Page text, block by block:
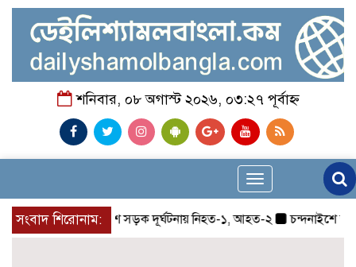
শনিবার, ০৮ অগাস্ট ২০২৬, ০৩:২৭ পূর্বাহ্ন
Toggle
navigation
সংবাদ শিরোনাম:
চন্দনাইশে সড়ক দূর্ঘটনায় নিহত-১, আহত-২ চন্দনাইশে জুলাই